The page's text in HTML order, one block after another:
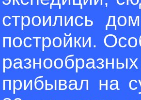
строились
постройки.
прибывал на